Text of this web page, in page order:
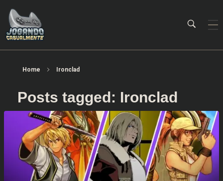
Home Ironclad
Posts tagged: Ironclad